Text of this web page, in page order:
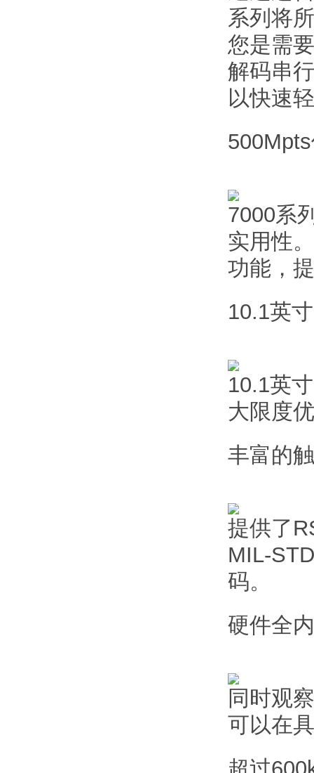
系列将
您是需
解码串
以快速
7000系
实用性
功能，
10.1英
10.1英
大限度
丰富的
提供了
MIL-
码。
硬件全
同时观
可以在
超过